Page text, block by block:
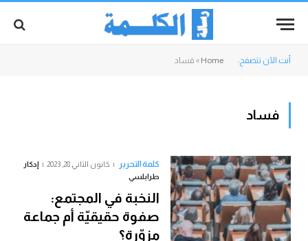
أنت الآن تتصفح: Home
» فساد
فساد
كلمة التحرير كانون الثاني 28, 2023
إدكار
طرابلسي
النخبة في المجتمع:
صفوة حقيقيّة أم جماعة
مزوّرة؟